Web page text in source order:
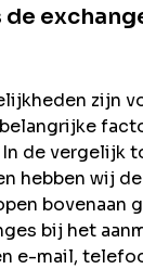
de
zijn
In de vergelijk
hebben wij
bovenaan
bij het
e-mail,